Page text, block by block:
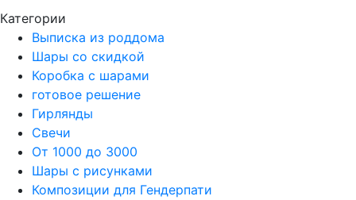
Категории
Выписка из роддома
Шары со скидкой
Коробка с шарами
готовое решение
Гирлянды
Свечи
От 1000 до 3000
Шары с рисунками
Композиции для Гендерпати